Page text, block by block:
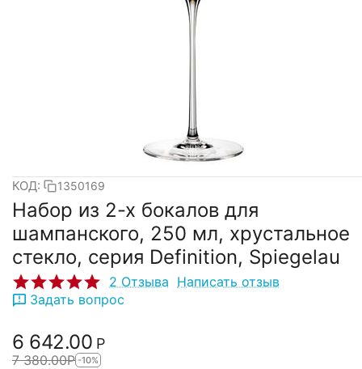
КОД: 1350169
Набор из 2-х бокалов для
шампанского, 250 мл, хрустальное
стекло, серия Definition, Spiegelau
2 Отзыва Написать отзыв
Задать вопрос
6 642.00 Р
7 380.00Р -10%